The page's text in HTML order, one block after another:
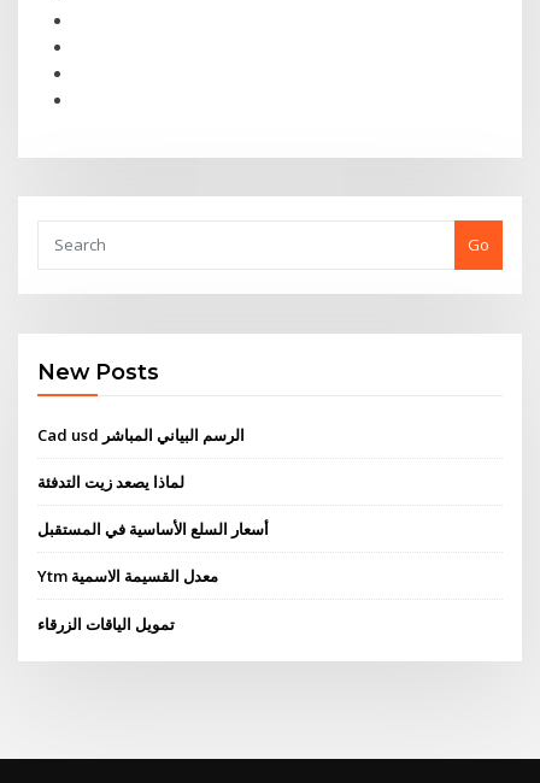
Go
New Posts
Cad usd الرسم البياني المباشر
لماذا يصعد زيت التدفئة
أسعار السلع الأساسية في المستقبل
Ytm معدل القسيمة الاسمية
تمويل الياقات الزرقاء